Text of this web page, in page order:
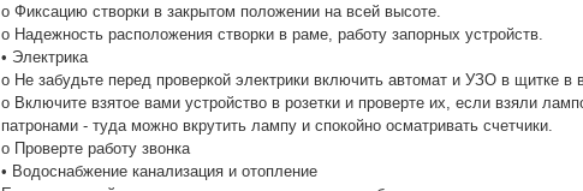
o Фиксацию створки в закрытом положении на всей высоте.
o Надежность расположения створки в раме, работу запорных устройств.
• Электрика
o Не забудьте перед проверкой электрики включить автомат и УЗО в щитке
o Включите взятое вами устройство в розетки и проверте их, если взяли
патронами - туда можно вкрутить лампу и спокойно осматривать счетчики.
o Проверте работу звонка
• Водоснабжение канализация и отопление